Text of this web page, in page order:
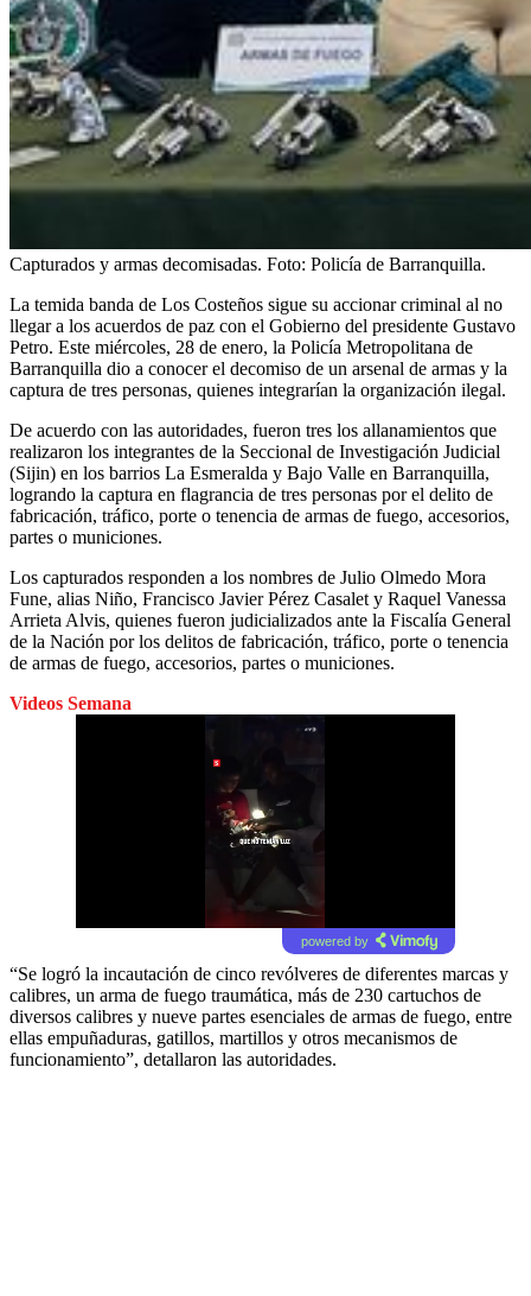
Capturados y armas decomisadas. Foto: Policía de Barranquilla.
La temida banda de Los Costeños sigue su accionar criminal al no
llegar a los acuerdos de paz con el Gobierno del presidente Gustavo
Petro. Este miércoles, 28 de enero, la Policía Metropolitana de
Barranquilla dio a conocer el decomiso de un arsenal de armas y la
captura de tres personas, quienes integrarían la organización ilegal.
De acuerdo con las autoridades, fueron tres los allanamientos que
realizaron los integrantes de la Seccional de Investigación Judicial
(Sijin) en los barrios La Esmeralda y Bajo Valle en Barranquilla,
logrando la captura en flagrancia de tres personas por el delito de
fabricación, tráfico, porte o tenencia de armas de fuego, accesorios,
partes o municiones.
Los capturados responden a los nombres de Julio Olmedo Mora
Fune, alias Niño, Francisco Javier Pérez Casalet y Raquel Vanessa
Arrieta Alvis, quienes fueron judicializados ante la Fiscalía General
de la Nación por los delitos de fabricación, tráfico, porte o tenencia
de armas de fuego, accesorios, partes o municiones.
Videos Semana
powered by
“Se logró la incautación de cinco revólveres de diferentes marcas y
calibres, un arma de fuego traumática, más de 230 cartuchos de
diversos calibres y nueve partes esenciales de armas de fuego, entre
ellas empuñaduras, gatillos, martillos y otros mecanismos de
funcionamiento”, detallaron las autoridades.